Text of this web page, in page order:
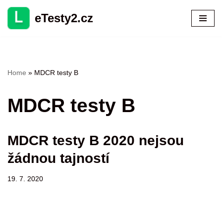
Přeskočit
eTesty2.cz
Home » MDCR testy B
MDCR testy B
MDCR testy B 2020 nejsou
žádnou tajností
19. 7. 2020